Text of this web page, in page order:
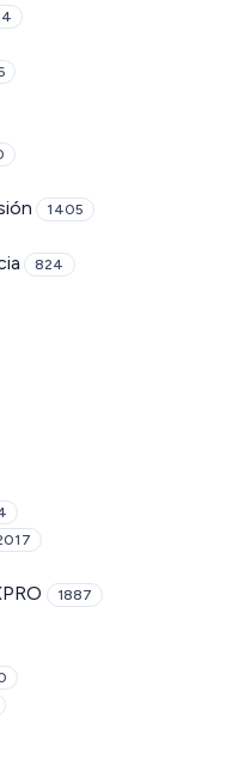
1405
824
1887